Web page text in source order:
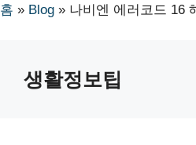
홈 » Blog » 나비엔 에러코드 16
생활정보팁